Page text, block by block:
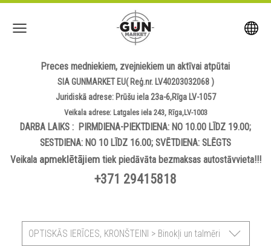
Preces medniekiem, zvejniekiem un aktīvai atpūtai
SIA GUNMARKET EU( Reģ.nr. LV40203032068 )
Juridiskā adrese: Prūšu iela 23a-6,Rīga LV-1057
Veikala adrese: Latgales iela 243, Rīga,LV-1003
DARBA LAIKS : PIRMDIENA-PIEKTDIENA: NO 10.00 LĪDZ 19.00;
SESTDIENA: NO 10 LĪDZ 16.00; SVĒTDIENA: SLĒGTS
Veikala apmeklētājiemtiek piedāvāta bezmaksas autostāvvieta!!!
+371 29415818
OPTISKĀS IERĪCES, KRONŠTEINI > Binokļi un talmēri